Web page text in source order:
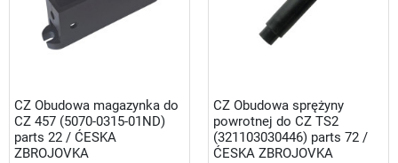
CZ Obudowa magazynka do
CZ 457 (5070-0315-01ND)
parts 22 / ĆESKA
ZBROJOVKA
CZ Obudowa sprężyny
powrotnej do CZ TS2
(321103030446) parts 72 /
ĆESKA ZBROJOVKA